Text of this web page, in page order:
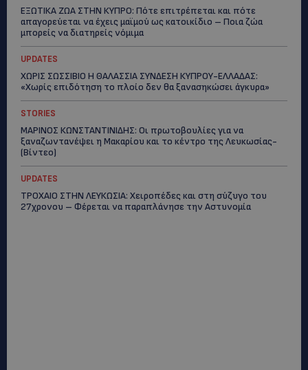
ΕΞΩΤΙΚΑ ΖΩΑ ΣΤΗΝ ΚΥΠΡΟ: Πότε επιτρέπεται και πότε
απαγορεύεται να έχεις μαϊμού ως κατοικίδιο – Ποια ζώα
μπορείς να διατηρείς νόμιμα
UPDATES
ΧΩΡΙΣ ΣΩΣΣΙΒΙΟ Η ΘΑΛΑΣΣΙΑ ΣΥΝΔΕΣΗ ΚΥΠΡΟΥ-ΕΛΛΑΔΑΣ:
«Χωρίς επιδότηση το πλοίο δεν θα ξανασηκώσει άγκυρα»
STORIES
ΜΑΡΙΝΟΣ ΚΩΝΣΤΑΝΤΙΝΙΔΗΣ: Οι πρωτοβουλίες για να
ξαναζωντανέψει η Μακαρίου και το κέντρο της Λευκωσίας-
(Βίντεο)
UPDATES
ΤΡΟΧΑΙΟ ΣΤΗΝ ΛΕΥΚΩΣΙΑ: Χειροπέδες και στη σύζυγο του
27χρονου – Φέρεται να παραπλάνησε την Αστυνομία